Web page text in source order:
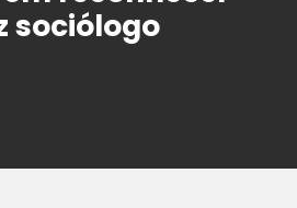
sociólogo